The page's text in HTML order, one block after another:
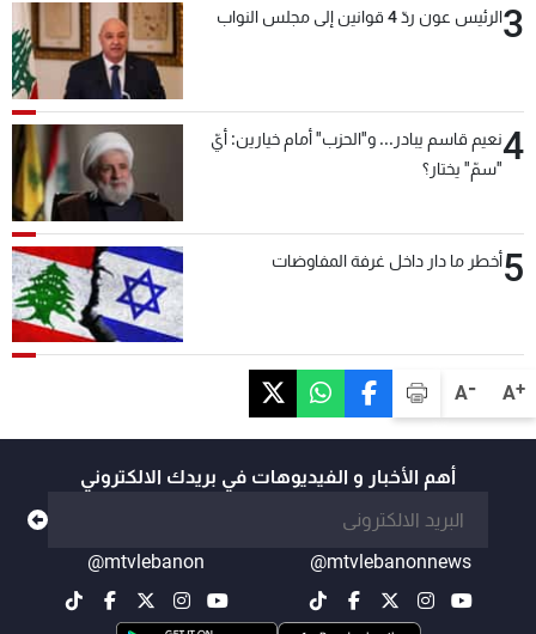
A+
A-
3الرئيس عون ردّ 4 قوانين إلى مجلس النواب
4نعيم قاسم يبادر... و"الحزب" أمام خيارين: أيّ
"سمّ" يختار؟
5أخطر ما دار داخل غرفة المفاوضات
أهم الأخبار و الفيديوهات في بريدك الالكتروني
@mtvlebanonnews
@mtvlebanon